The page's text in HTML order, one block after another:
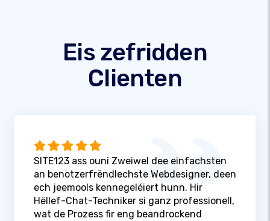
Eis zefridden
Clienten
SITE123 ass ouni Zweiwel dee einfachsten
an benotzerfrëndlechste Webdesigner, deen
ech jeemools kennegeléiert hunn. Hir
Hëllef-Chat-Techniker si ganz professionell,
wat de Prozess fir eng beandrockend